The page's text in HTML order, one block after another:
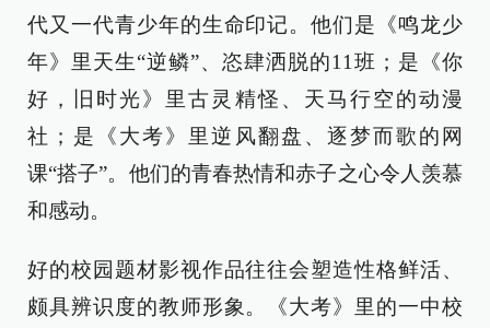
代又一代青少年的生命印记。他们是《鸣龙少
年》里天生“逆鳞”、恣肆洒脱的11班；是《你
好，旧时光》里古灵精怪、天马行空的动漫
社；是《大考》里逆风翻盘、逐梦而歌的网
课“搭子”。他们的青春热情和赤子之心令人羡慕
和感动。
好的校园题材影视作品往往会塑造性格鲜活、
颇具辨识度的教师形象。《大考》里的一中校